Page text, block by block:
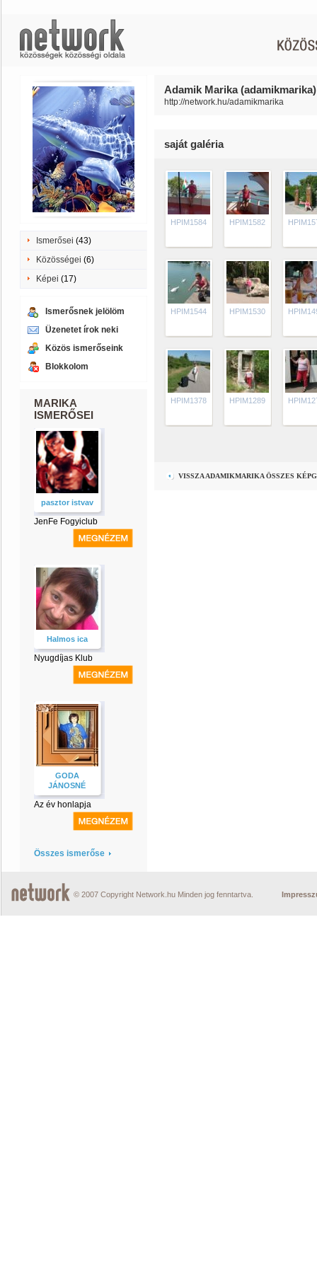
Ismerősei (43)
Közösségei (6)
Képei (17)
Ismerősnek jelölöm
Üzenetet írok neki
Közös ismerőseink
Blokkolom
MARIKA
ISMERŐSEI
pasztor istvav
JenFe Fogyiclub
Halmos ica
Nyugdíjas Klub
GODA
JÁNOSNÉ
Az év honlapja
Összes ismerőse
Adamik Marika
http://network.hu/adamikmarika
saját galéria
HPIM1584 HPIM1582
HPIM1544 HPIM1530
HPIM1378 HPIM1289
VISSZA ADAMIKMARIKA ÖSSZES
© 2007 Copyright Network.hu Minden jog fenntartva.